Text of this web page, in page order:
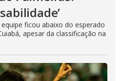
ficou abaixo do esperado
apesar da classificação na